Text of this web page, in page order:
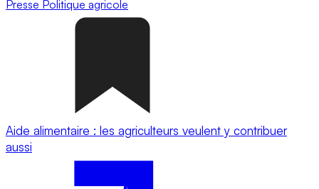
Presse Politique agricole
Aide alimentaire : les agriculteurs veulent y contribuer
aussi